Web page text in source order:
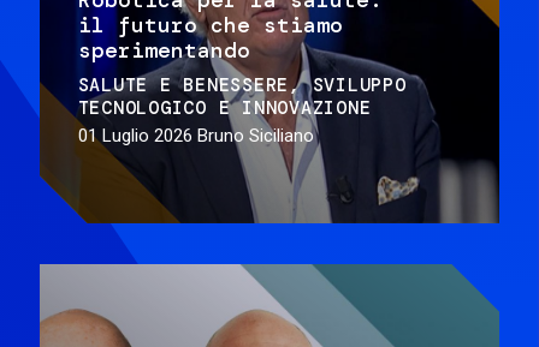
il futuro che stiamo
sperimentando
SALUTE E BENESSERE
SVILUPPO
TECNOLOGICO E INNOVAZIONE
01 Luglio 2026 Bruno Siciliano